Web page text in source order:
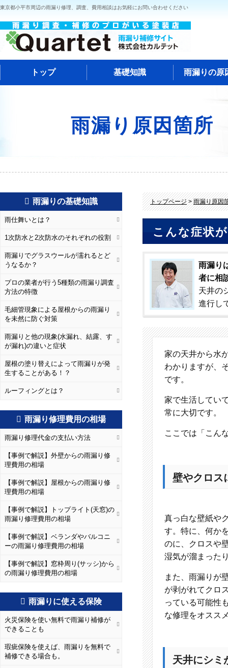
東京都小平市周辺の雨漏り修理、調査、費用相談はお気軽にお問い合わせください
トップ 基礎知識 雨漏りの原
雨漏り原因箇所
トップページ>雨漏り原因
こんな症状
雨漏り
者に相
天井の
進行し
家の天井から水
わかりますが、
です。
家で生活してい
常に大切です。
ここでは「こん
壁やクロス
真っ白な壁紙や
す。特に、何か
のに、クロスや
湿気が溜まった
また、雨漏りが
が剥がれてクロ
っている可能性
な修理をオスス
天井にシミ
雨漏りの基礎知識
雨仕舞いとは？
1次防水と2次防水のそれぞれの役割
雨漏りでグラスウールが濡れるとど
うなるか？
プロの業者が行う5種類の雨漏り調査
方法の特徴
毛細管現象による屋根からの雨漏り
を未然に防ぐ対策
雨漏りと他の現象(水漏れ、結露、す
が漏れ)の違いと症状
屋根の塗り替えによって雨漏りが発
生することがある！？
ルーフィングとは？
雨漏り修理費用の相場
雨漏り修理代金の支払い方法
【事例で解説】外壁からの雨漏り修
理費用の相場
【事例で解説】屋根からの雨漏り修
理費用の相場
【事例で解説】トップライト(天窓)の
雨漏り修理費用の相場
【事例で解説】ベランダやバルコニ
ーの雨漏り修理費用の相場
【事例で解説】窓枠周り(サッシ)から
の雨漏り修理費用の相場
雨漏りに使える保険
火災保険を使い無料で雨漏り補修が
できることも
瑕疵保険を使えば、雨漏りを無料で
補修できる場合も。